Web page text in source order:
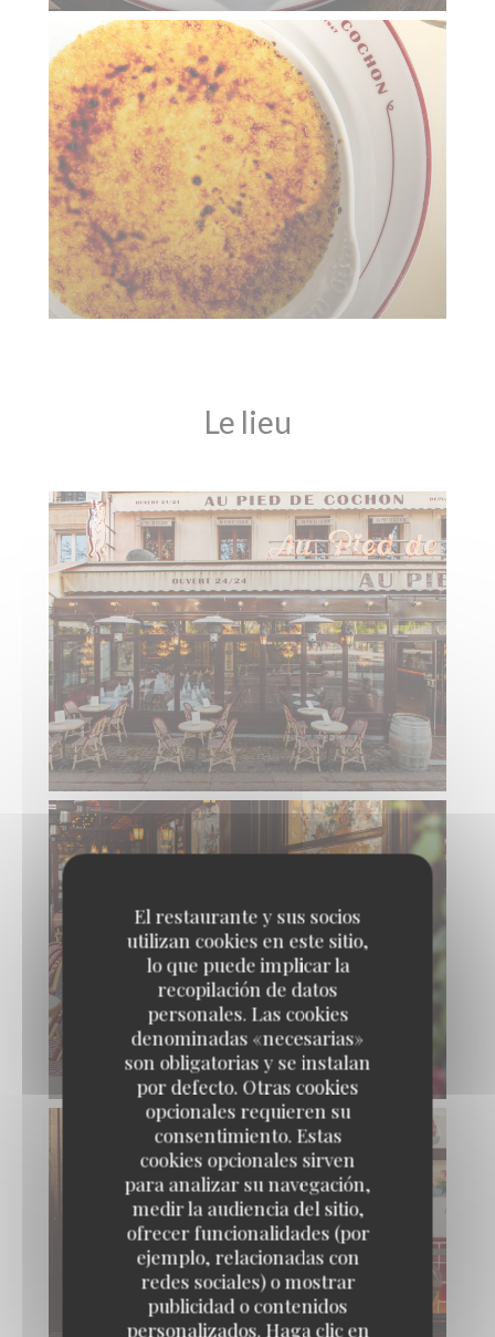
El restaurante y sus socios
utilizan cookies en este sitio,
lo que puede implicar la
recopilación de datos
personales. Las cookies
denominadas «necesarias»
son obligatorias y se instalan
por defecto. Otras cookies
opcionales requieren su
consentimiento. Estas
cookies opcionales sirven
para analizar su navegación,
medir la audiencia del sitio,
ofrecer funcionalidades (por
ejemplo, relacionadas con
redes sociales) o mostrar
publicidad o contenidos
personalizados. Haga clic en
Le lieu